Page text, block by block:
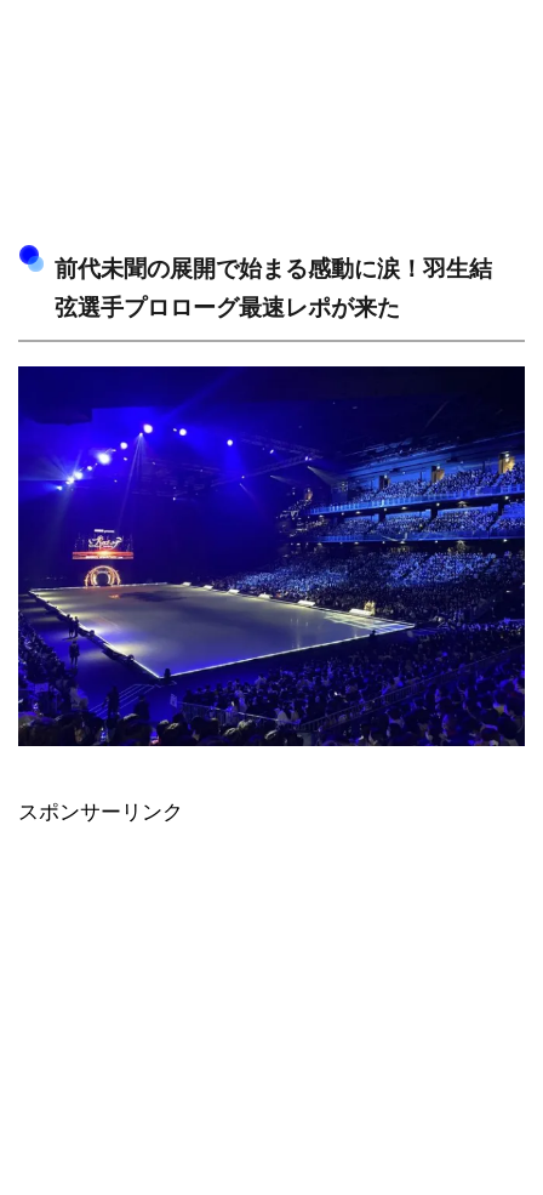
前代未聞の展開で始まる感動に涙！羽生結
弦選手プロローグ最速レポが来た
スポンサーリンク